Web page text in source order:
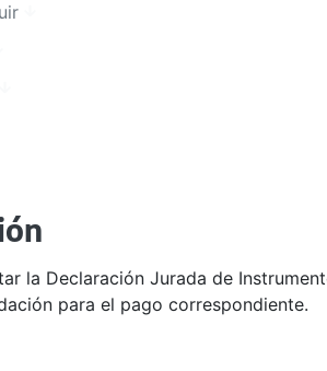
la Declaración Jurada de
para el pago correspondiente.